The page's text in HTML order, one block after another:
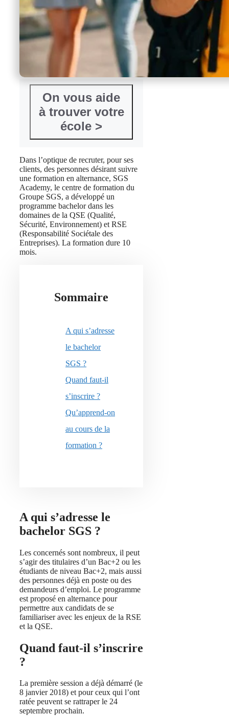
On vous aide
à trouver votre
école >
Dans l’optique de recruter, pour ses
clients, des personnes désirant suivre
une formation en alternance, SGS
Academy, le centre de formation du
Groupe SGS, a développé un
programme bachelor dans les
domaines de la QSE (Qualité,
Sécurité, Environnement) et RSE
(Responsabilité Sociétale des
Entreprises). La formation dure 10
mois.
Sommaire
A qui s’adresse
le bachelor
SGS ?
Quand faut-il
s’inscrire ?
Qu’apprend-on
au cours de la
formation ?
A qui s’adresse le
bachelor SGS ?
Les concernés sont nombreux, il peut
s’agir des titulaires d’un Bac+2 ou les
étudiants de niveau Bac+2, mais aussi
des personnes déjà en poste ou des
demandeurs d’emploi. Le programme
est proposé en alternance pour
permettre aux candidats de se
familiariser avec les enjeux de la RSE
et la QSE.
Quand faut-il s’inscrire
?
La première session a déjà démarré (le
8 janvier 2018) et pour ceux qui l’ont
ratée peuvent se rattraper le 24
septembre prochain.